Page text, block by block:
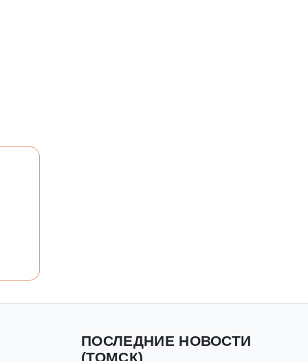
ПОСЛЕДНИЕ НОВОСТИ
(ТОМСК)